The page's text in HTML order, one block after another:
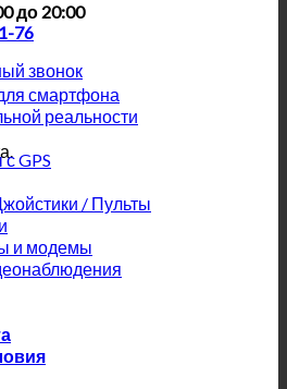
до 20:00
76
звонок
смартфона
реальности
GPS
/ Пульты
и модемы